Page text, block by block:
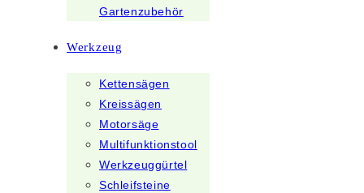
Gartenzubehör
Werkzeug
Kettensägen
Kreissägen
Motorsäge
Multifunktionstool
Werkzeuggürtel
Schleifsteine